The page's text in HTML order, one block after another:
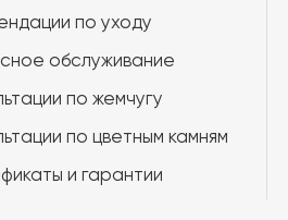
по уходу
обслуживание
по жемчугу
по цветным камням
и гарантии